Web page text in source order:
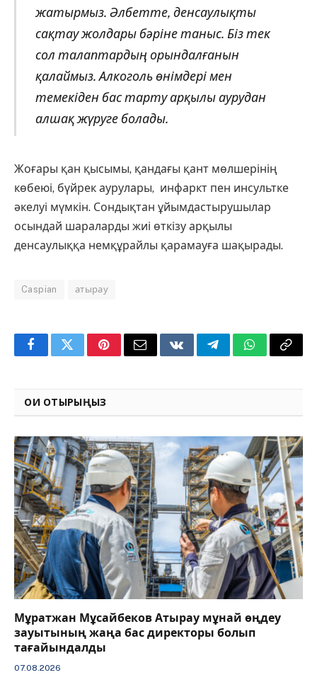
жатырмыз. Әлбетте, денсаулықты
сақтау жолдары бәріне таныс. Біз тек
сол талаптардың орындалғанын
қалаймыз. Алкоголь өнімдері мен
темекіден бас тарту арқылы аурудан
алшақ жүруге болады.
Жоғары қан қысымы, қандағы қант мөлшерінің
көбеюі, бүйрек аурулары, инфаркт пен инсультке
әкелуі мүмкін. Сондықтан ұйымдастырушылар
осындай шараларды жиі өткізу арқылы
денсаулыққа немқұрайлы қарамауға шақырады.
Caspian атырау
FacebookTwitterPinterestEmail VKontakteTelegramWhatsApp
Copy
ОҚИ ОТЫРЫҢЫЗ
Мұратжан Мұсайбеков Атырау мұнай өңдеу
зауытының жаңа бас директоры болып
тағайындалды
07.08.2026